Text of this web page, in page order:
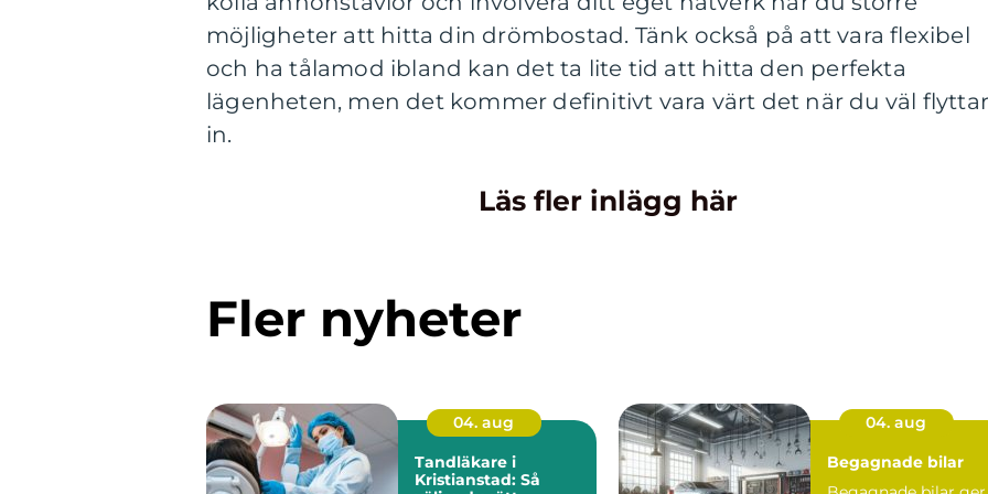
möjligheter att hitta din drömbostad. Tänk också på att vara flexibel
och ha tålamod ibland kan det ta lite tid att hitta den perfekta
lägenheten, men det kommer definitivt vara värt det när du väl
in.
Läs fler inlägg här
Fler nyheter
04. aug
Tandläkare i
Kristianstad: Så
04. aug
Begagnade bilar